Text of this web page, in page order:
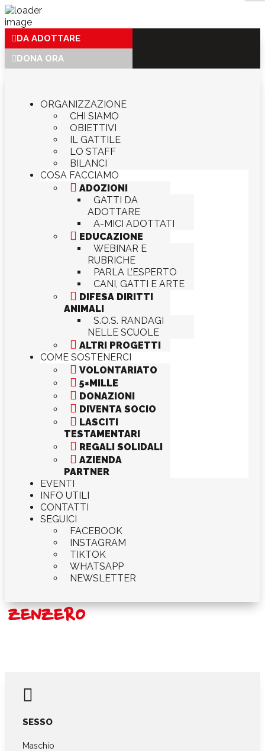
DA ADOTTARE
DONA ORA
ORGANIZZAZIONE
CHI SIAMO
OBIETTIVI
IL GATTILE
LO STAFF
BILANCI
COSA FACCIAMO
 ADOZIONI
GATTI DA
ADOTTARE
A-MICI ADOTTATI
 EDUCAZIONE
WEBINAR E
RUBRICHE
PARLA L’ESPERTO
CANI, GATTI E ARTE
 DIFESA DIRITTI
ANIMALI
S.O.S. RANDAGI
NELLE SCUOLE
 ALTRI PROGETTI
COME SOSTENERCI
 VOLONTARIATO
 5×MILLE
 DONAZIONI
 DIVENTA SOCIO
 LASCITI
TESTAMENTARI
 REGALI SOLIDALI
 AZIENDA
PARTNER
EVENTI
INFO UTILI
CONTATTI
SEGUICI
FACEBOOK
INSTAGRAM
TIKTOK
WHATSAPP
NEWSLETTER
ZENZERO

SESSO
Maschio